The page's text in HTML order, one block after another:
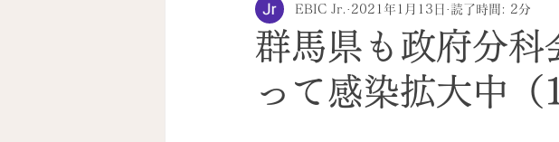
群馬県も政府分科
って感染拡大中（
EBIC Jr. 2021年1月13日 読了時間: 2分